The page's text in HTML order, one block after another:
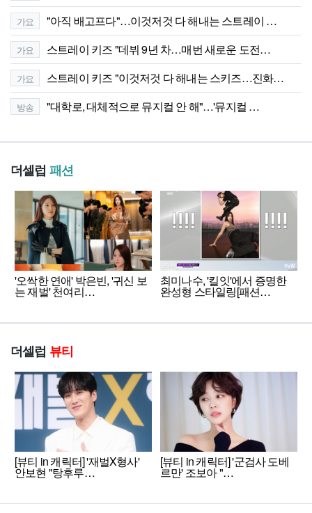
가요 "아직 배고프다"…이것저것 다 해내는 스트레이 …
가요 스트레이 키즈 "데뷔 9년 차…매번 새로운 도전…
가요 스트레이 키즈 "이것저것 다 해내는 스키즈…진화…
방송 "대학로, 대체적으로 뮤지컬 안 해"…'뮤지컬 …
더셀럽 패션
'오싹한 연애' 박은빈, '귀신 보
는 재벌' 천여리…
최미나수, '킬잇'에서 증명한
완성형 스타일링[패션…
더셀럽 뷰티
[뷰티 in 캐릭터] '재벌X형사'
안보현 "탕후루…
[뷰티 in 캐릭터] '군검사 도베
르만' 조보아 "…